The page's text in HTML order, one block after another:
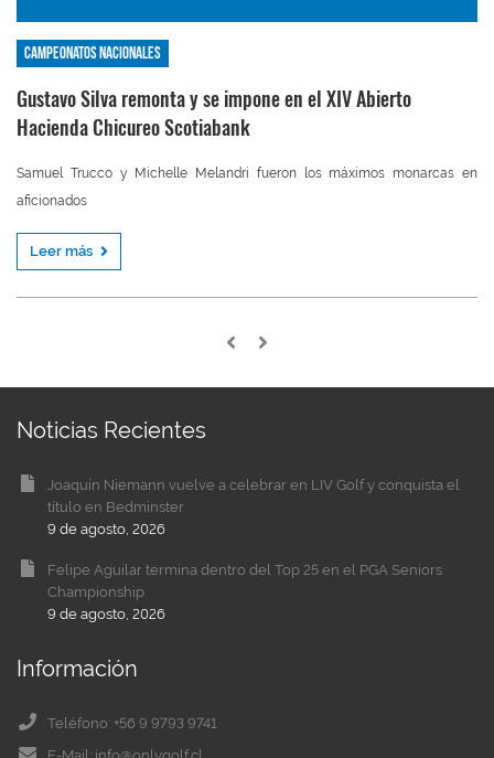
Campeonatos nacionales
Gustavo Silva remonta y se impone en el XIV Abierto
Hacienda Chicureo Scotiabank
Samuel Trucco y Michelle Melandri fueron los máximos monarcas en
aficionados
Leer más
Noticias Recientes
Joaquín Niemann vuelve a celebrar en LIV Golf y conquista el
título en Bedminster
9 de agosto, 2026
Felipe Aguilar termina dentro del Top 25 en el PGA Seniors
Championship
9 de agosto, 2026
Información
Teléfono: +56 9 9793 9741